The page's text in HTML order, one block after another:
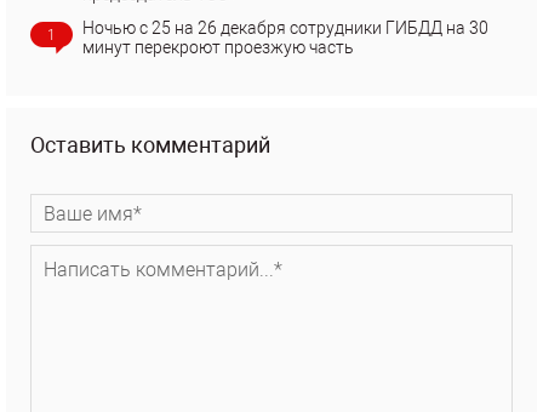
1
Ночью с 25 на 26 декабря сотрудники ГИБДД на 30
минут перекроют проезжую часть
Оставить комментарий